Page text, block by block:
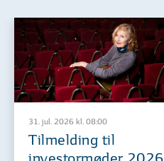
31. jul. 2026 kl. 08:00
Tilmelding til